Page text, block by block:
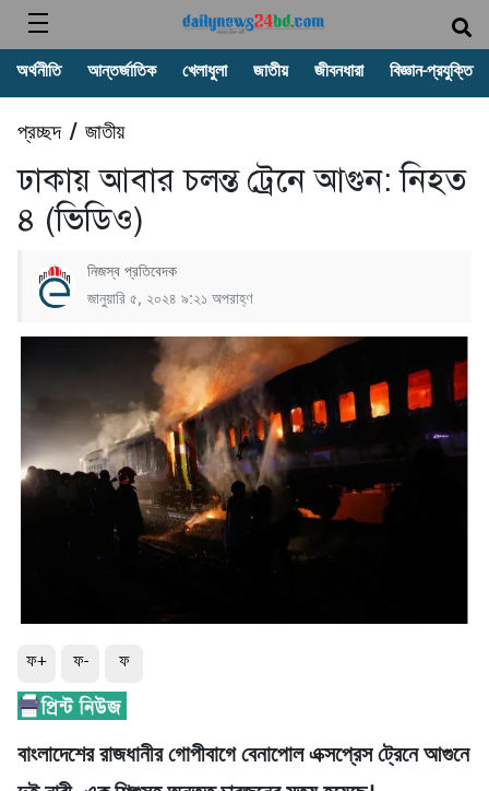
অর্থনীতি আন্তর্জাতিক খেলাধুলা জাতীয় জীবনধারা বিজ্ঞান-প্রযুক্তি
প্রচ্ছদ/ জাতীয়
ঢাকায় আবার চলন্ত ট্রেনে আগুন: নিহত
৪ (ভিডিও)
নিজস্ব প্রতিবেদক
জানুয়ারি ৫, ২০২৪ ৯:২১ অপরাহ্ণ
ফ+ ফ- ফ
বাংলাদেশের রাজধানীর গোপীবাগে বেনাপোল এক্সপ্রেস ট্রেনে আগুনে